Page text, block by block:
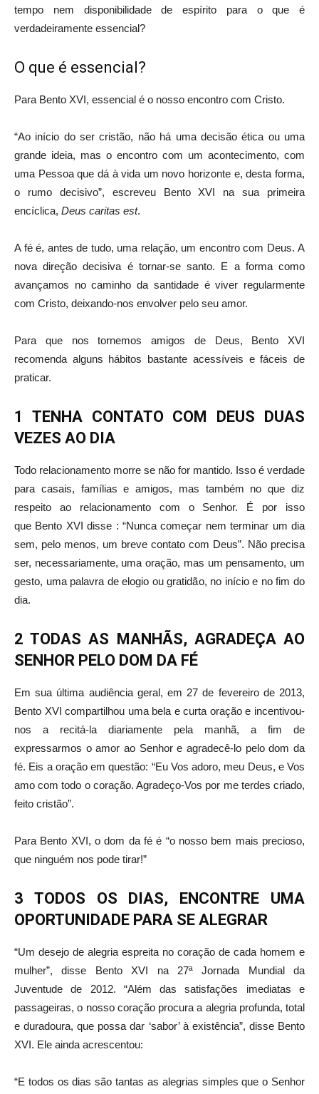
tempo nem disponibilidade de espírito para o que é
verdadeiramente essencial?
O que é essencial?
Para Bento XVI, essencial é o nosso encontro com Cristo.
“Ao início do ser cristão, não há uma decisão ética ou uma
grande ideia, mas o encontro com um acontecimento, com
uma Pessoa que dá à vida um novo horizonte e, desta forma,
o rumo decisivo”, escreveu Bento XVI na sua primeira
encíclica, Deus caritas est.
A fé é, antes de tudo, uma relação, um encontro com Deus. A
nova direção decisiva é tornar-se santo. E a forma como
avançamos no caminho da santidade é viver regularmente
com Cristo, deixando-nos envolver pelo seu amor.
Para que nos tornemos amigos de Deus, Bento XVI
recomenda alguns hábitos bastante acessíveis e fáceis de
praticar.
1 TENHA CONTATO COM DEUS DUAS
VEZES AO DIA
Todo relacionamento morre se não for mantido. Isso é verdade
para casais, famílias e amigos, mas também no que diz
respeito ao relacionamento com o Senhor. É por isso
que Bento XVI disse : “Nunca começar nem terminar um dia
sem, pelo menos, um breve contato com Deus”. Não precisa
ser, necessariamente, uma oração, mas um pensamento, um
gesto, uma palavra de elogio ou gratidão, no início e no fim do
dia.
2 TODAS AS MANHÃS, AGRADEÇA AO
SENHOR PELO DOM DA FÉ
Em sua última audiência geral, em 27 de fevereiro de 2013,
Bento XVI compartilhou uma bela e curta oração e incentivou-
nos a recitá-la diariamente pela manhã, a fim de
expressarmos o amor ao Senhor e agradecê-lo pelo dom da
fé. Eis a oração em questão: “Eu Vos adoro, meu Deus, e Vos
amo com todo o coração. Agradeço-Vos por me terdes criado,
feito cristão”.
Para Bento XVI, o dom da fé é “o nosso bem mais precioso,
que ninguém nos pode tirar!”
3 TODOS OS DIAS, ENCONTRE UMA
OPORTUNIDADE PARA SE ALEGRAR
“Um desejo de alegria espreita no coração de cada homem e
mulher”, disse Bento XVI na 27ª Jornada Mundial da
Juventude de 2012. “Além das satisfações imediatas e
passageiras, o nosso coração procura a alegria profunda, total
e duradoura, que possa dar ‘sabor’ à existência”, disse Bento
XVI. Ele ainda acrescentou:
“E todos os dias são tantas as alegrias simples que o Senhor